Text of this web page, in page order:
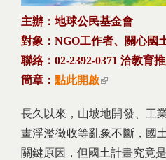
主辦：地球公民基金會
對象：NGO工作者、關心國
聯絡：02-2392-0371 洽教育
簡章： 點此開啟(link is
長久以來，山坡地開發、工
畫浮濫徵收等亂象不斷，國
關鍵原因，但國土計畫究竟